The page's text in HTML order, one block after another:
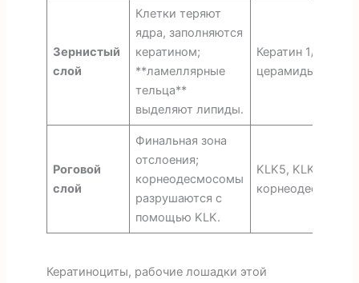
Зернистый
слой
Клетки теряют
ядра, заполняются
кератином;
**ламеллярные
тельца**
выделяют липиды.
Кератин 1/10,
церамиды
Роговой
слой
Финальная зона
отслоения;
корнеодесмосомы
разрушаются с
помощью KLK.
KLK5, KLK7,
корнеодесмозин
Кератиноциты, рабочие лошадки этой